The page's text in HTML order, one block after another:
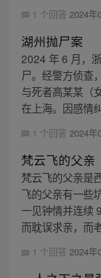
1 个回答 2024年
湖州抛尸案
2024 年 6 月，
尸。经警方侦查
与死者高某某（
在上海。因感情
1 个回答 2024年
梵云飞的父亲
梵云飞的父亲是
飞的父亲有一些
一见钟情并连续
而耽误求亲，而
1 个回答 2024年